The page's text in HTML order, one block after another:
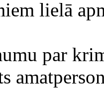
lielā
par